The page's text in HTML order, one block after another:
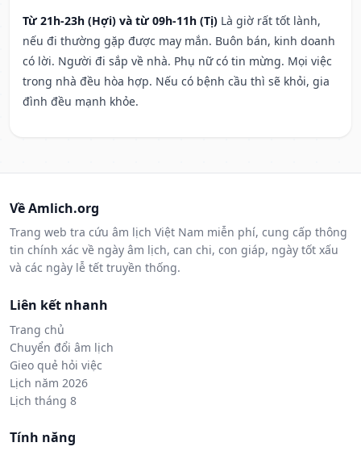
Từ 21h-23h (Hợi) và từ 09h-11h (Tị) Là giờ rất tốt lành,
nếu đi thường gặp được may mắn. Buôn bán, kinh doanh
có lời. Người đi sắp về nhà. Phụ nữ có tin mừng. Mọi việc
trong nhà đều hòa hợp. Nếu có bệnh cầu thì sẽ khỏi, gia
đình đều mạnh khỏe.
Về Amlich.org
Trang web tra cứu âm lịch Việt Nam miễn phí, cung cấp thông
tin chính xác về ngày âm lịch, can chi, con giáp, ngày tốt xấu
và các ngày lễ tết truyền thống.
Liên kết nhanh
Trang chủ
Chuyển đổi âm lịch
Gieo quẻ hỏi việc
Lịch năm 2026
Lịch tháng 8
Tính năng